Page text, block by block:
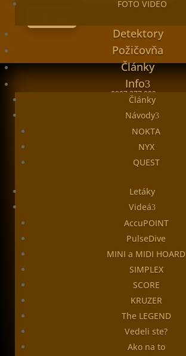
FOTO VIDEO
Detektory
Požičovňa
Články
Info
Články
Návody
NOKTA
NYX
QUEST
Letáky
Videá
AccuPOINT
PulseDive
MINI a MIDI HOARD
SIMPLEX
SCORE
KRUZER
The LEGEND
Vedeli ste?
Ako na to
0907 377 099
+421 907 377 099
info@nyx.sk
Slnečné námestie 1
Kontaktný formulár
Zásady cookies
Sledova
Sledova
Sledova